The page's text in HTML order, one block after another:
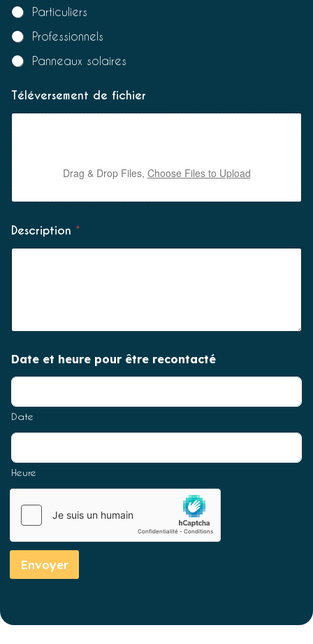
Particuliers
Professionnels
Panneaux solaires
Téléversement de fichier
Drag & Drop Files, Choose Files to Upload
Description *
Date et heure pour être recontacté
Date
Heure
Envoyer